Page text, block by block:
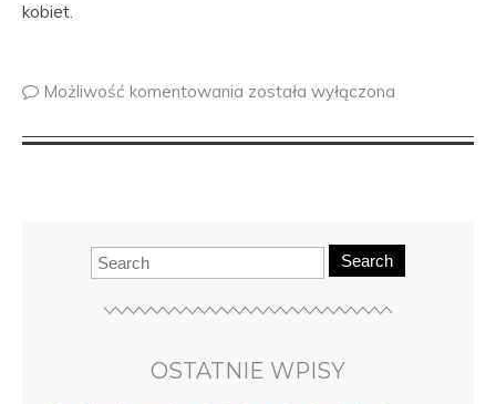
kobiet.
Możliwość komentowania została wyłączona
Search
OSTATNIE WPISY